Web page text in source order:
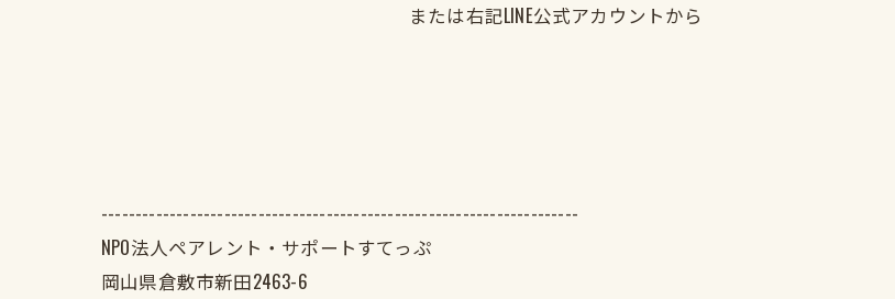
または右記LINE公式アカウントから
----------------------------------------------------------------------
NPO法人ペアレント・サポートすてっぷ
岡山県倉敷市新田2463-6